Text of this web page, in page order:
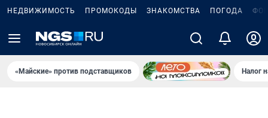
НЕДВИЖИМОСТЬ ПРОМОКОДЫ ЗНАКОМСТВА ПОГОДА
«Майские» против подставщиков Налог